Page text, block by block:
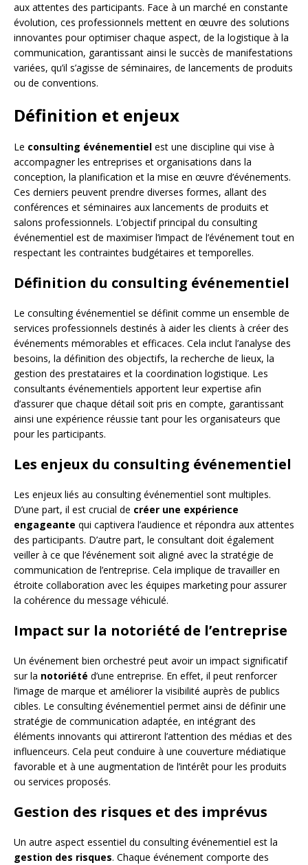
aux attentes des participants. Face à un marché en constante
évolution, ces professionnels mettent en œuvre des solutions
innovantes pour optimiser chaque aspect, de la logistique à la
communication, garantissant ainsi le succès de manifestations
variées, qu’il s’agisse de séminaires, de lancements de produits
ou de conventions.
Définition et enjeux
Le consulting événementiel est une discipline qui vise à
accompagner les entreprises et organisations dans la
conception, la planification et la mise en œuvre d’événements.
Ces derniers peuvent prendre diverses formes, allant des
conférences et séminaires aux lancements de produits et
salons professionnels. L’objectif principal du consulting
événementiel est de maximiser l’impact de l’événement tout en
respectant les contraintes budgétaires et temporelles.
Définition du consulting événementiel
Le consulting événementiel se définit comme un ensemble de
services professionnels destinés à aider les clients à créer des
événements mémorables et efficaces. Cela inclut l’analyse des
besoins, la définition des objectifs, la recherche de lieux, la
gestion des prestataires et la coordination logistique. Les
consultants événementiels apportent leur expertise afin
d’assurer que chaque détail soit pris en compte, garantissant
ainsi une expérience réussie tant pour les organisateurs que
pour les participants.
Les enjeux du consulting événementiel
Les enjeux liés au consulting événementiel sont multiples.
D’une part, il est crucial de créer une expérience
engageante qui captivera l’audience et répondra aux attentes
des participants. D’autre part, le consultant doit également
veiller à ce que l’événement soit aligné avec la stratégie de
communication de l’entreprise. Cela implique de travailler en
étroite collaboration avec les équipes marketing pour assurer
la cohérence du message véhiculé.
Impact sur la notoriété de l’entreprise
Un événement bien orchestré peut avoir un impact significatif
sur la notoriété d’une entreprise. En effet, il peut renforcer
l’image de marque et améliorer la visibilité auprès de publics
cibles. Le consulting événementiel permet ainsi de définir une
stratégie de communication adaptée, en intégrant des
éléments innovants qui attireront l’attention des médias et des
influenceurs. Cela peut conduire à une couverture médiatique
favorable et à une augmentation de l’intérêt pour les produits
ou services proposés.
Gestion des risques et des imprévus
Un autre aspect essentiel du consulting événementiel est la
gestion des risques. Chaque événement comporte des